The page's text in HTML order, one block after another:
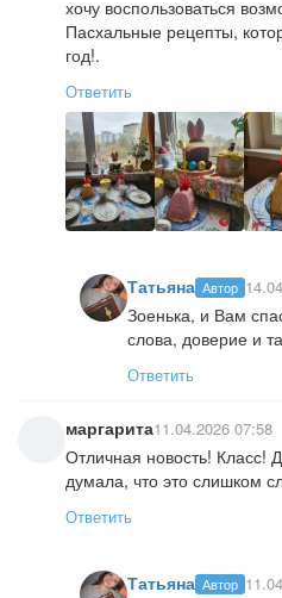
хочу воспользоваться
Пасхальные рецепты,
год!.
Ответить
Татьяна Автор
Зоенька, и Вам
слова, доверие и
Ответить
маргарита11.04.2026 07:58
Отличная новость! Класс!
думала, что это слишком
Ответить
Татьяна Автор